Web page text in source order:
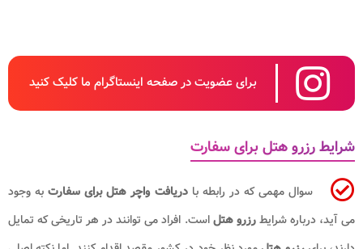
برای عضویت در صفحه اینستاگرام ما کلیک کنید
شرایط رزرو هتل برای سفارت
سوال مهمی که در رابطه بادریافت واچر هتل برای سفارتبه وجود
می آید، درباره شرایطرزرو هتلاست. افراد می توانند در هر تاریخی که تمایل